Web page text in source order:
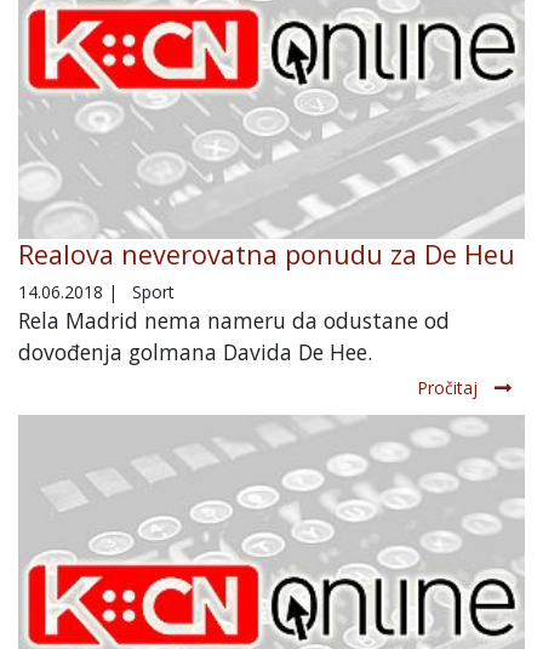
Realova neverovatna ponudu za De Heu
14.06.2018 | Sport
Rela Madrid nema nameru da odustane od
dovođenja golmana Davida De Hee.
Pročitaj